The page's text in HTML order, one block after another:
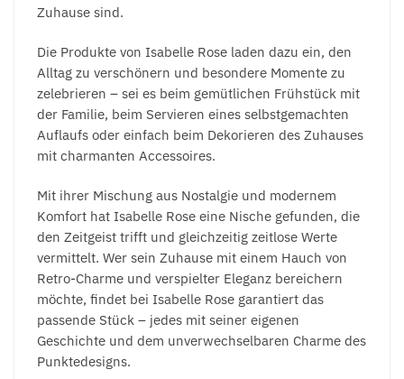
Zuhause sind.
Die Produkte von Isabelle Rose laden dazu ein, den
Alltag zu verschönern und besondere Momente zu
zelebrieren – sei es beim gemütlichen Frühstück mit
der Familie, beim Servieren eines selbstgemachten
Auflaufs oder einfach beim Dekorieren des Zuhauses
mit charmanten Accessoires.
Mit ihrer Mischung aus Nostalgie und modernem
Komfort hat Isabelle Rose eine Nische gefunden, die
den Zeitgeist trifft und gleichzeitig zeitlose Werte
vermittelt. Wer sein Zuhause mit einem Hauch von
Retro-Charme und verspielter Eleganz bereichern
möchte, findet bei Isabelle Rose garantiert das
passende Stück – jedes mit seiner eigenen
Geschichte und dem unverwechselbaren Charme des
Punktedesigns.